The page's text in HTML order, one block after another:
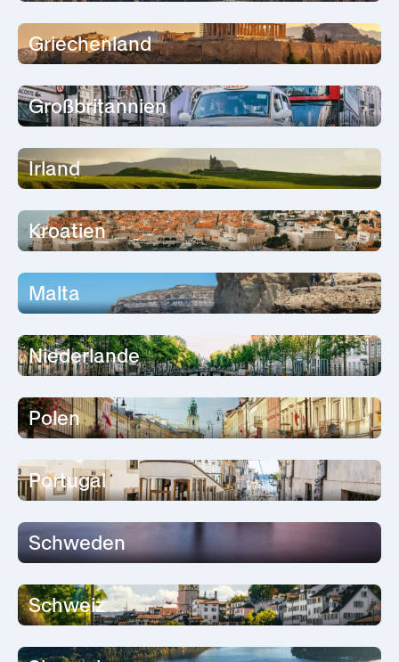
Griechenland
Großbritannien
Irland
Kroatien
Malta
Niederlande
Polen
Portugal
Schweden
Schweiz